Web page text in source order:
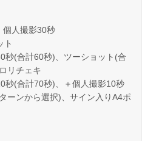
個人撮影30秒
ト
秒(合計60秒)、ツーショット(合
リチェキ
秒(合計70秒)、＋個人撮影10秒
ーンから選択)、サイン入りA4ポ